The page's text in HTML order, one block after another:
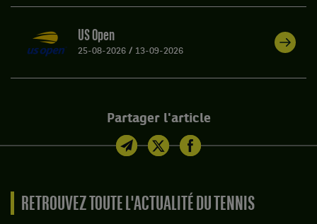
US Open
25-08-2026 / 13-09-2026
Partager l'article
RETROUVEZ TOUTE L'ACTUALITÉ DU TENNIS